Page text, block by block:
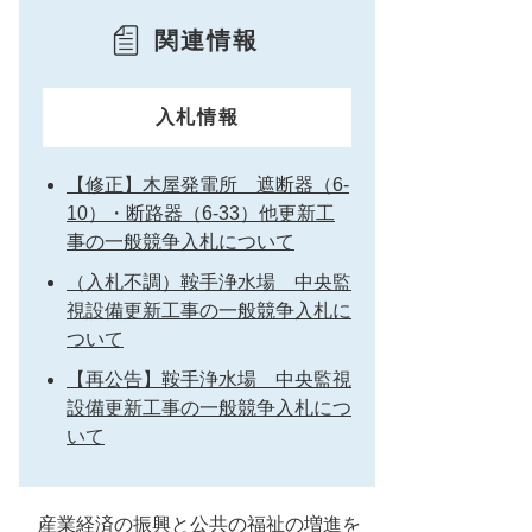
関連情報
入札情報
【修正】木屋発電所 遮断器（6-
10）・断路器（6-33）他更新工
事の一般競争入札について
（入札不調）鞍手浄水場 中央監
視設備更新工事の一般競争入札に
ついて
【再公告】鞍手浄水場 中央監視
設備更新工事の一般競争入札につ
いて
産業経済の振興と公共の福祉の増進を